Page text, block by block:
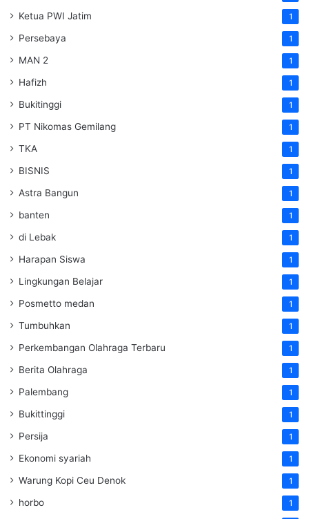
Ketua PWI Jatim 1
Persebaya 1
MAN 2 1
Hafizh 1
Bukitinggi 1
PT Nikomas Gemilang 1
TKA 1
BISNIS 1
Astra Bangun 1
banten 1
di Lebak 1
Harapan Siswa 1
Lingkungan Belajar 1
Posmetto medan 1
Tumbuhkan 1
Perkembangan Olahraga Terbaru 1
Berita Olahraga 1
Palembang 1
Bukittinggi 1
Persija 1
Ekonomi syariah 1
Warung Kopi Ceu Denok 1
horbo 1